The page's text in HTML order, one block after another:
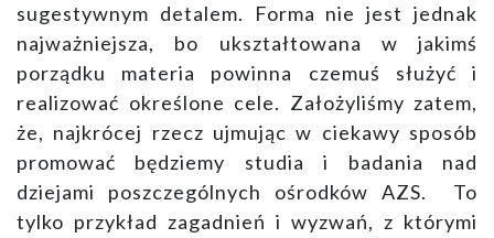
sugestywnym detalem. Forma nie jest jednak
najważniejsza, bo ukształtowana w jakimś
porządku materia powinna czemuś służyć i
realizować określone cele. Założyliśmy zatem,
że, najkrócej rzecz ujmując w ciekawy sposób
promować będziemy studia i badania nad
dziejami poszczególnych ośrodków AZS. To
tylko przykład zagadnień i wyzwań, z którymi